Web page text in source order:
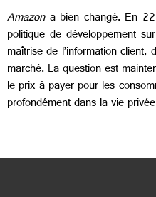
Amazona bien changé. En 22
politique de développement
maîtrise de l’information
marché. La question est
le prix à payer pour les
profondément dans la vie